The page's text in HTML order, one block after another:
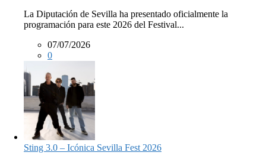
La Diputación de Sevilla ha presentado oficialmente la
programación para este 2026 del Festival...
07/07/2026
0
Sting 3.0 – Icónica Sevilla Fest 2026